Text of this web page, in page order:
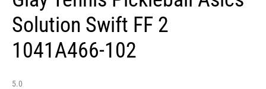
Solution Swift FF 2
1041A466-102
5.0